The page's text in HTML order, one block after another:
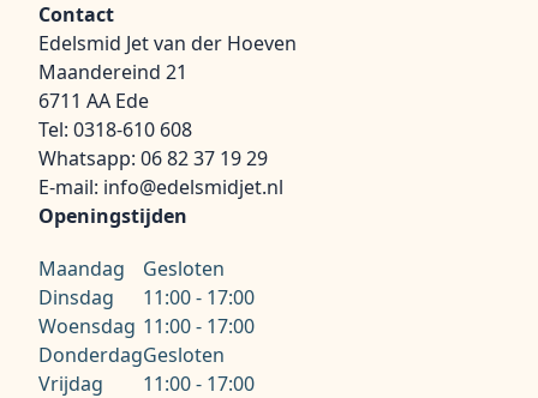
Contact
Edelsmid Jet van der Hoeven
Maandereind 21
6711 AA Ede
Tel: 0318-610 608
Whatsapp: 06 82 37 19 29
E-mail: info@edelsmidjet.nl
Openingstijden
Maandag
Gesloten
Dinsdag
11:00 - 17:00
Woensdag 11:00 - 17:00
DonderdagGesloten
Vrijdag
11:00 - 17:00